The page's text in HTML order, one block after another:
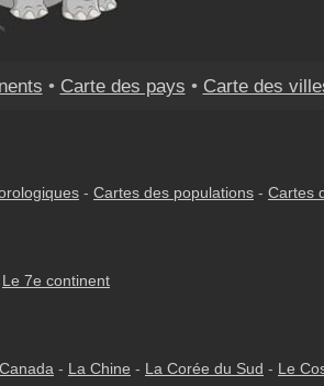
• Carte des pays • Carte des
- Cartes des populations - Cartes
Le 7e continent
- La Chine - La Corée du Sud - Le